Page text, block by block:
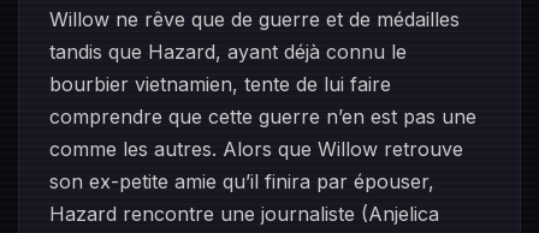
Willow ne rêve que de guerre et de médailles
tandis que Hazard, ayant déjà connu le
bourbier vietnamien, tente de lui faire
comprendre que cette guerre n’en est pas une
comme les autres. Alors que Willow retrouve
son ex-petite amie qu’il finira par épouser,
Hazard rencontre une journaliste (Anjelica